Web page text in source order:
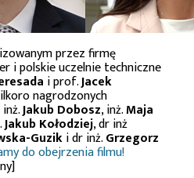
przez firmę
i polskie uczelnie techniczne
i prof.Jacek
nagrodzonych
inż.Jakub Dobosz, inż.Maja
Jakub Kołodziej, dr inż
Guziki dr inż.Grzegorz
do obejrzenia filmu!